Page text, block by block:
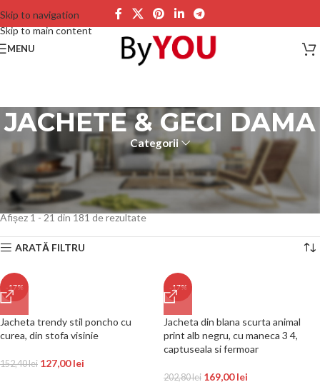
Skip to navigation
Skip to main content
MENU
JACHETE & GECI DAMA
Categorii
Jachete Geci Paltoane de Toam, Primavara, Iarna, subtiri sau groase,
imblanite, captusite, de ploaie, culori diferite
Prima pagină HAINE FEMEI
JACHETE & GECI DAMA
Afișez 1 - 21 din 181 de rezultate
ARATĂ FILTRU
-17%
Jacheta trendy stil poncho cu
curea, din stofa visinie
152,40lei 127,00lei
-17%
Jacheta din blana scurta animal
print alb negru, cu maneca 3 4,
captuseala si fermoar
202,80lei 169,00lei